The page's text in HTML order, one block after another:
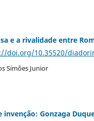
e a rivalidade entre
doi.org/10.35520/
Simões Junior
invenção: Gonzaga